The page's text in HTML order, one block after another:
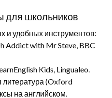
для школьников
и удобных инструментов:
Addict with Mr Steve, BBC
Kids, Lingualeo.
литература (Oxford
на английском.